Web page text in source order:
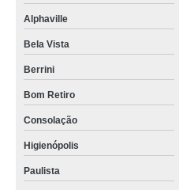
Alphaville
Bela Vista
Berrini
Bom Retiro
Consolação
Higienópolis
Paulista